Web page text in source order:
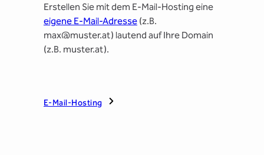
Erstellen Sie mit dem E-Mail-Hosting eine
eigene E-Mail-Adresse(z.B.
max@muster.at) lautend auf Ihre Domain
(z.B. muster.at).
E-Mail-Hosting